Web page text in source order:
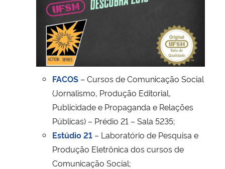
FACOS – Cursos de Comunicação Social
(Jornalismo, Produção Editorial,
Publicidade e Propaganda e Relações
Públicas) – Prédio 21 – Sala 5235;
Estúdio 21 – Laboratório de Pesquisa e
Produção Eletrônica dos cursos de
Comunicação Social;